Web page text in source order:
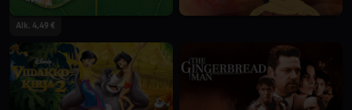
Alk. 4,49 €